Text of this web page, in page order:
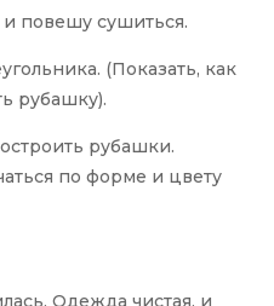
повешу сушиться.
(Показать, как
рубашку).
рубашки.
по форме и цвету
Одежда чистая, и